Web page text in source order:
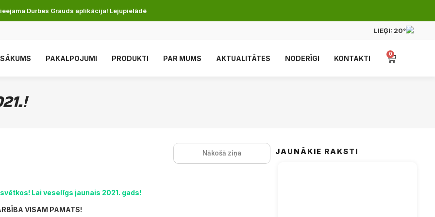
Durbes Grauds aplikācija! Lejupielādē
LIEĢI: 20°
SĀKUMS PAKALPOJUMI PRODUKTI PAR MUMS AKTUALITĀTES NODERĪGI KONTAKTI
0
Nākošā ziņa
Lai veselīgs jaunais 2021. gads!
VISAM PAMATS!
JAUNĀKIE RAKSTI